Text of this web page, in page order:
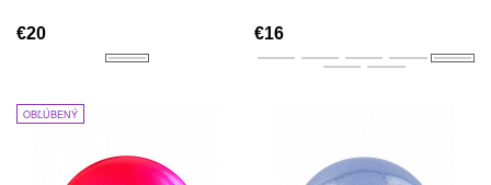
€20 €16
OBĽÚBENÝ